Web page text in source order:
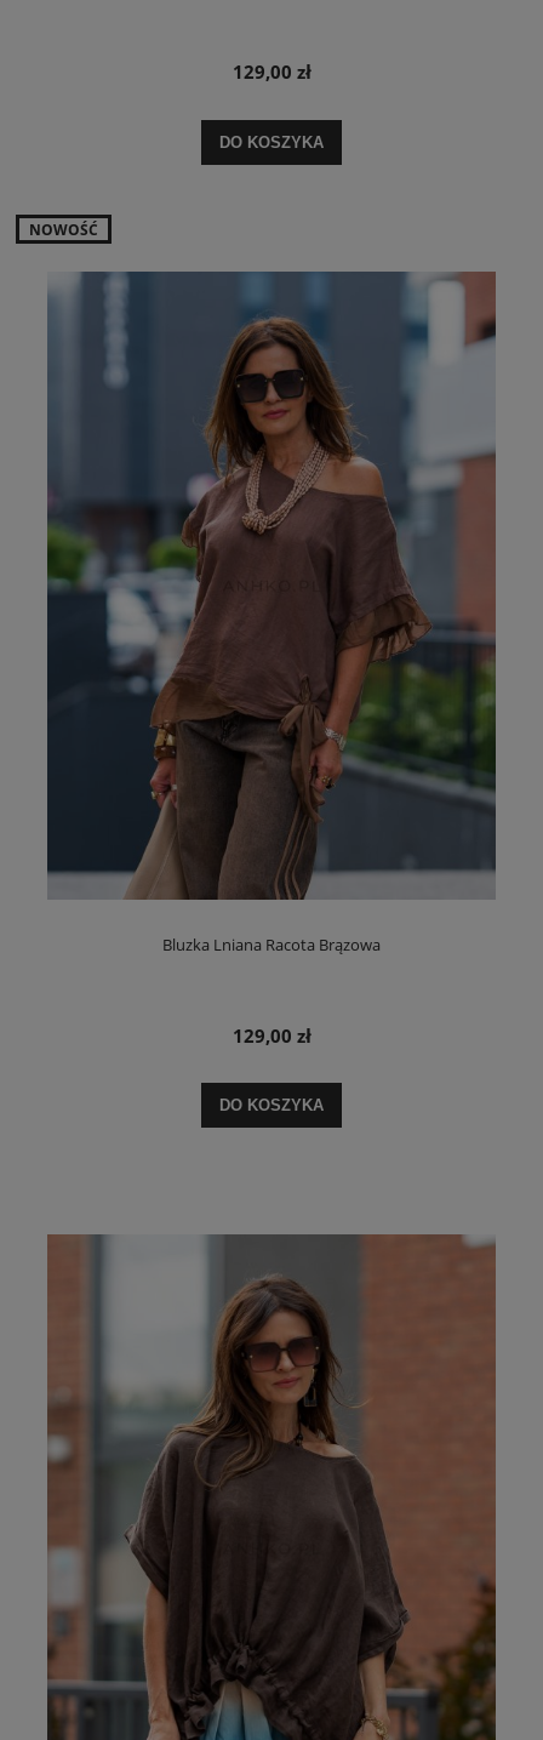
129,00 zł
DO KOSZYKA
Bluzka Lniana Racota Brązowa
129,00 zł
DO KOSZYKA
NOWOŚĆ